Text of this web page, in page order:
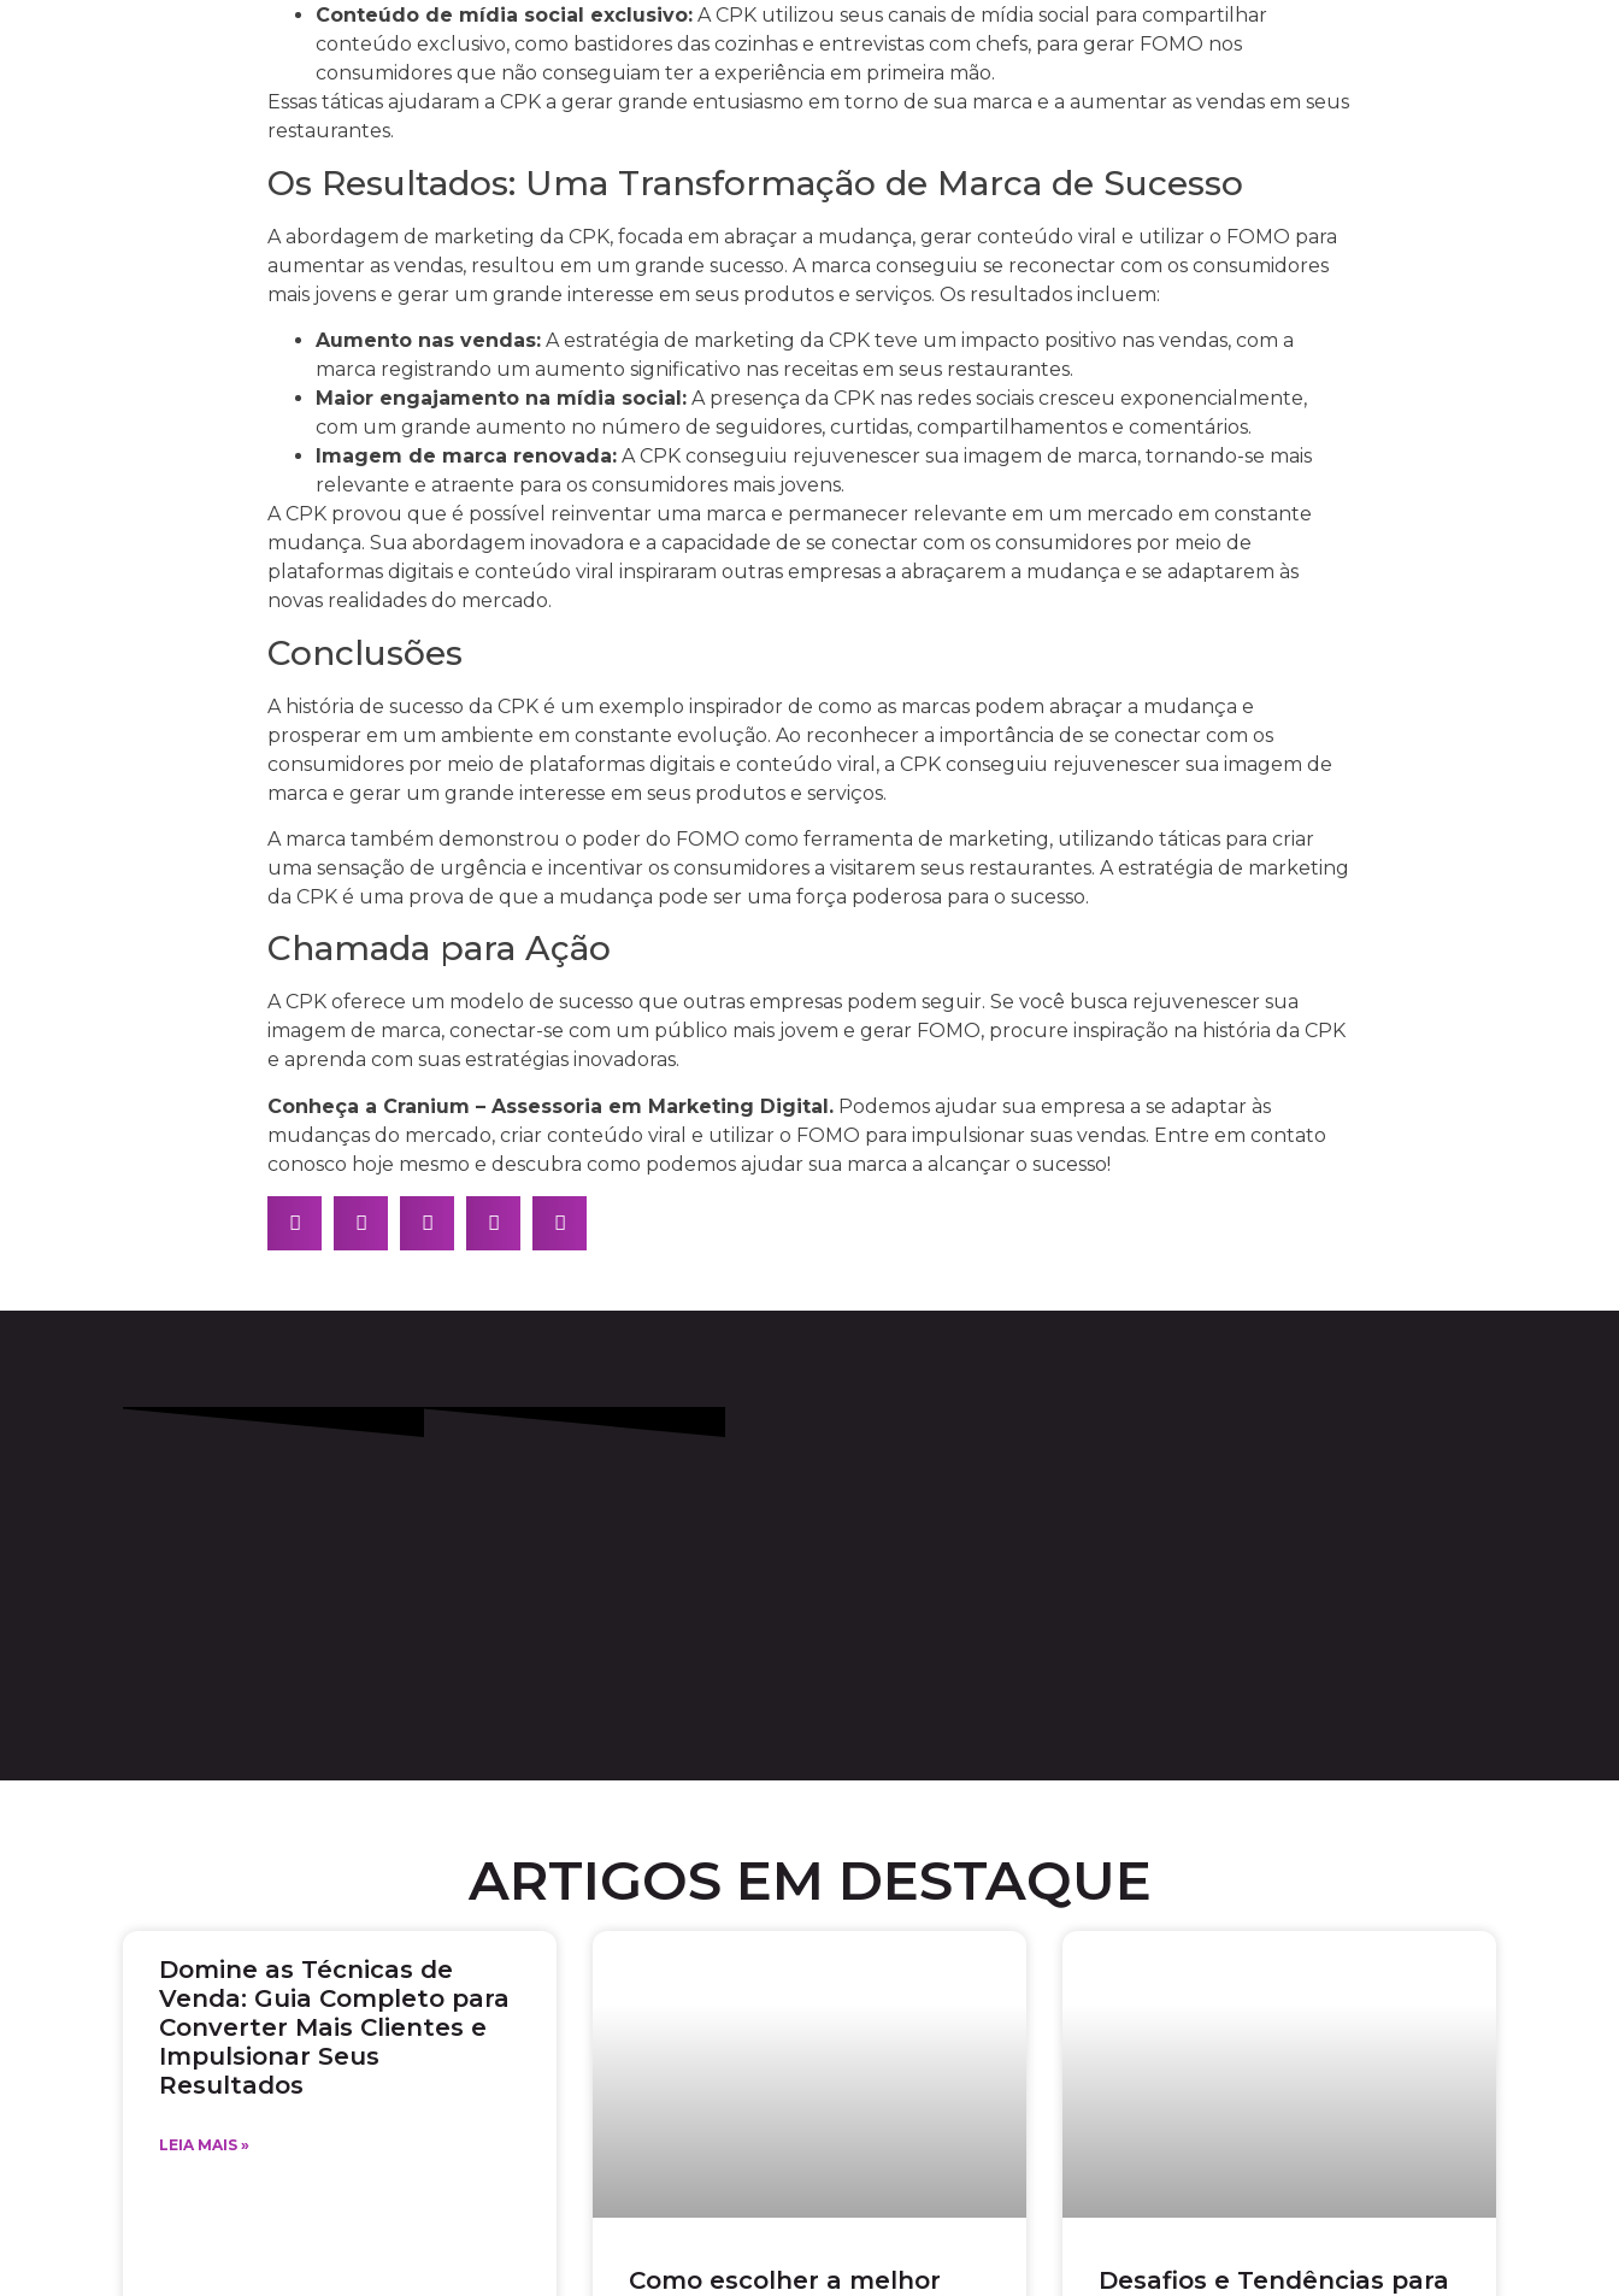
Conteúdo de mídia social exclusivo: A CPK utilizou seus canais de mídia social para compartilhar
conteúdo exclusivo, como bastidores das cozinhas e entrevistas com chefs, para gerar FOMO nos
consumidores que não conseguiam ter a experiência em primeira mão.
Essas táticas ajudaram a CPK a gerar grande entusiasmo em torno de sua marca e a aumentar as vendas em seus
restaurantes.
Os Resultados: Uma Transformação de Marca de Sucesso
A abordagem de marketing da CPK, focada em abraçar a mudança, gerar conteúdo viral e utilizar o FOMO para
aumentar as vendas, resultou em um grande sucesso. A marca conseguiu se reconectar com os consumidores
mais jovens e gerar um grande interesse em seus produtos e serviços. Os resultados incluem:
Aumento nas vendas: A estratégia de marketing da CPK teve um impacto positivo nas vendas, com a
marca registrando um aumento significativo nas receitas em seus restaurantes.
Maior engajamento na mídia social: A presença da CPK nas redes sociais cresceu exponencialmente,
com um grande aumento no número de seguidores, curtidas, compartilhamentos e comentários.
Imagem de marca renovada: A CPK conseguiu rejuvenescer sua imagem de marca, tornando-se mais
relevante e atraente para os consumidores mais jovens.
A CPK provou que é possível reinventar uma marca e permanecer relevante em um mercado em constante
mudança. Sua abordagem inovadora e a capacidade de se conectar com os consumidores por meio de
plataformas digitais e conteúdo viral inspiraram outras empresas a abraçarem a mudança e se adaptarem às
novas realidades do mercado.
Conclusões
A história de sucesso da CPK é um exemplo inspirador de como as marcas podem abraçar a mudança e
prosperar em um ambiente em constante evolução. Ao reconhecer a importância de se conectar com os
consumidores por meio de plataformas digitais e conteúdo viral, a CPK conseguiu rejuvenescer sua imagem de
marca e gerar um grande interesse em seus produtos e serviços.
A marca também demonstrou o poder do FOMO como ferramenta de marketing, utilizando táticas para criar
uma sensação de urgência e incentivar os consumidores a visitarem seus restaurantes. A estratégia de marketing
da CPK é uma prova de que a mudança pode ser uma força poderosa para o sucesso.
Chamada para Ação
A CPK oferece um modelo de sucesso que outras empresas podem seguir. Se você busca rejuvenescer sua
imagem de marca, conectar-se com um público mais jovem e gerar FOMO, procure inspiração na história da CPK
e aprenda com suas estratégias inovadoras.
Conheça a Cranium – Assessoria em Marketing Digital. Podemos ajudar sua empresa a se adaptar às
mudanças do mercado, criar conteúdo viral e utilizar o FOMO para impulsionar suas vendas. Entre em contato
conosco hoje mesmo e descubra como podemos ajudar sua marca a alcançar o sucesso!
ARTIGOS EM DESTAQUE
Domine as Técnicas de
Venda: Guia Completo para
Converter Mais Clientes e
Impulsionar Seus
Resultados
LEIA MAIS »
Como escolher a melhor
Desafios e Tendências para